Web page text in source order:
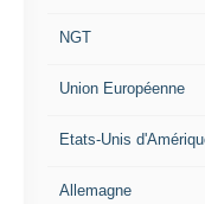
NGT
Union Européenne
Etats-Unis
Allemagne